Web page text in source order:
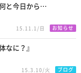
と今日から…
15.11.1/日 お知らせ
なに？』
15.3.10/火 ブログ